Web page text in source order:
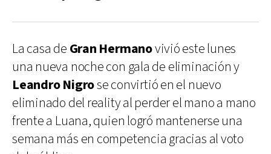
La casa de Gran Hermanovivió este lunes
una nueva noche con gala de eliminación y
Leandro Nigrose convirtió en el nuevo
eliminado del reality al perder el mano a mano
frente a Luana, quien logró mantenerse una
semana más en competencia gracias al voto